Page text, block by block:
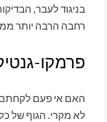
בניגוד לעבר,
רחבה הרבה יותר
פרמקו-
האם אי פעם לקחתם